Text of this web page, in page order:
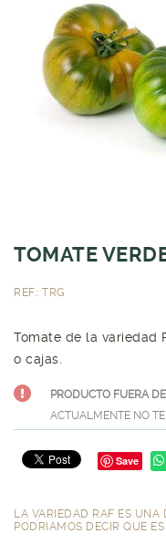
TOMATE
REF.: TRG
Tomate de la variedad
o cajas.
PRODUCTO FUERA
ACTUALMENTE NO
Save
LA VARIEDAD RAF ES UNA
PODRIAMOS DECIR QUE